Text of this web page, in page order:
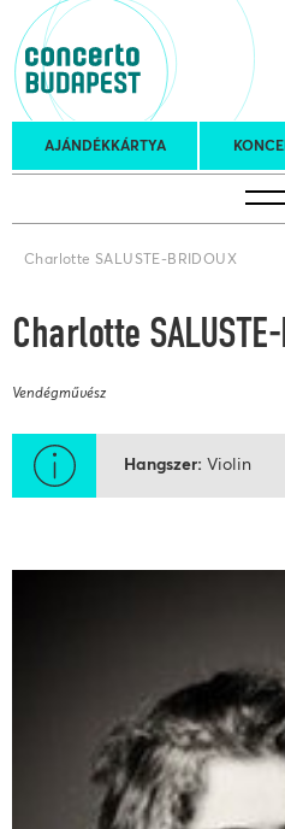
AJÁNDÉKKÁRTYA
Koncertnaptár
turnék
Charlotte SALUSTE-BRIDOUX
Charlotte SALUSTE-
Vendégművész
Hangszer Violin